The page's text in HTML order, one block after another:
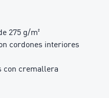
275 g/m²
cordones interiores
con cremallera